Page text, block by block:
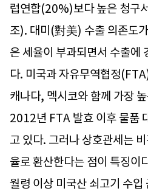
럽연합(20%)보다 높은 청구
조). 대미(對美) 수출 의존도
은 세율이 부과되면서 수출에
다. 미국과 자유무역협정
캐나다, 멕시코와 함께 가장
2012년 FTA 발효 이후 물품
고 있다. 그러나 상호관세는
율로 환산한다는 점이 특징이
월령 이상 미국산 쇠고기 수입